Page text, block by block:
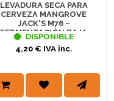
LEVADURA SECA PARA
CERVEZA MANGROVE
JACK'S M76 –
FERMENTACIÓN BAJA
DISPONIBLE
4,20 € IVA inc.